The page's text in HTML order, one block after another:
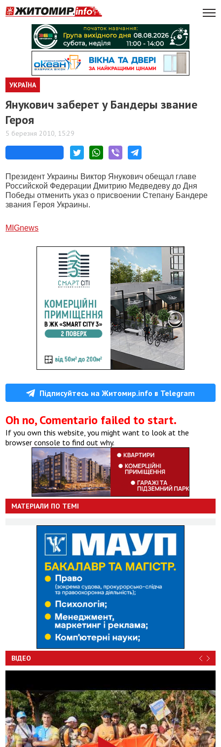
УКРАЇНА
Янукович заберет у Бандеры звание
Героя
5 березня 2010, 15:29
Президент Украины Виктор Янукович обещал главе
Российской Федерации Дмитрию Медведеву до Дня
Победы отменить указ о присвоении Степану Бандере
звания Героя Украины.
МIGnews
Підписуйтесь на Житомир.info в Telegram
Oh no, Comentario failed to start.
If you own this website, you might want to look at the
browser console to find out why.
МАТЕРІАЛИ ПО ТЕМІ
ВІДЕО